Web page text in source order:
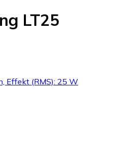
LT25
Effekt (RMS): 25 W